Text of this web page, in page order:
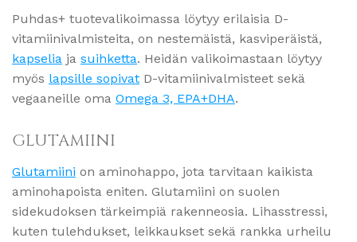
Puhdas+ tuotevalikoimassa löytyy erilaisia D-
vitamiinivalmisteita, on nestemäistä, kasviperäistä,
kapselia ja suihketta. Heidän valikoimastaan löytyy
myös lapsille sopivat D-vitamiinivalmisteet sekä
vegaaneille oma Omega 3, EPA+DHA.
GLUTAMIINI
Glutamiini on aminohappo, jota tarvitaan kaikista
aminohapoista eniten. Glutamiini on suolen
sidekudoksen tärkeimpiä rakenneosia. Lihasstressi,
kuten tulehdukset, leikkaukset sekä rankka urheilu